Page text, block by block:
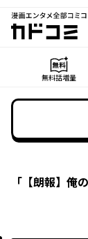
漫画エンタメ全
無料話増量
「 【朗報】俺